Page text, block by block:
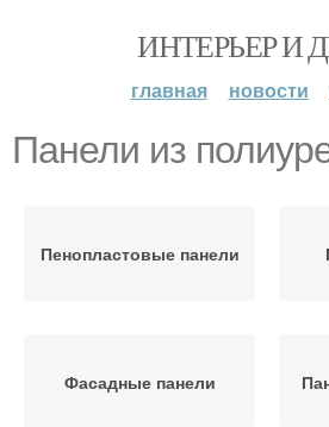
ИНТЕРЬЕР И
главная новости
Панели из
Пенопластовые панели
Фасадные панели